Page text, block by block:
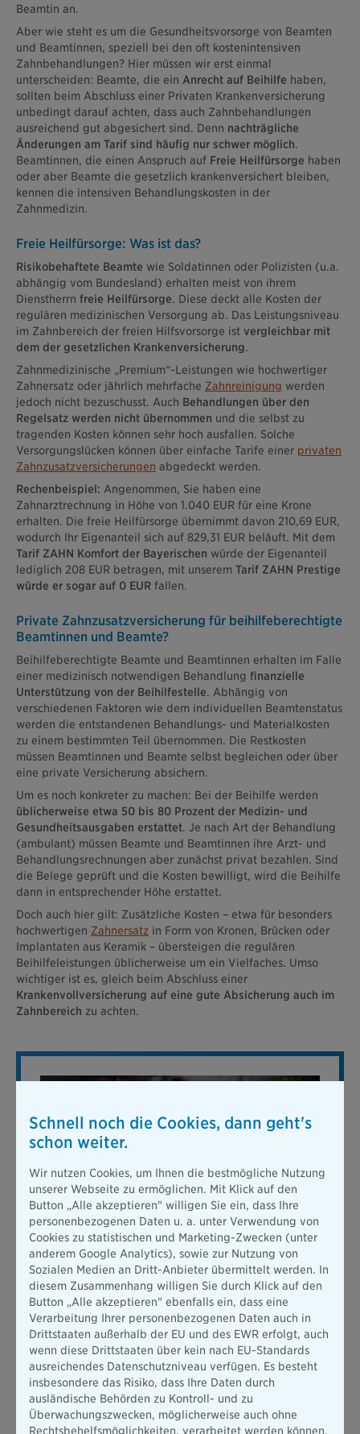
Beamtin an.
Aber wie steht es um die Gesundheitsvorsorge von Beamten
und Beamtinnen, speziell bei den oft kostenintensiven
Zahnbehandlungen? Hier müssen wir erst einmal
unterscheiden: Beamte, die ein Anrecht auf Beihilfe haben,
sollten beim Abschluss einer Privaten Krankenversicherung
unbedingt darauf achten, dass auch Zahnbehandlungen
ausreichend gut abgesichert sind. Denn nachträgliche
Änderungen am Tarif sind häufig nur schwer möglich.
Beamtinnen, die einen Anspruch auf Freie Heilfürsorge haben
oder aber Beamte die gesetzlich krankenversichert bleiben,
kennen die intensiven Behandlungskosten in der
Zahnmedizin.
Freie Heilfürsorge: Was ist das?
Risikobehaftete Beamte wie Soldatinnen oder Polizisten (u.a.
abhängig vom Bundesland) erhalten meist von ihrem
Dienstherrn freie Heilfürsorge. Diese deckt alle Kosten der
regulären medizinischen Versorgung ab. Das Leistungsniveau
im Zahnbereich der freien Hilfsvorsorge ist vergleichbar mit
dem der gesetzlichen Krankenversicherung.
Zahnmedizinische „Premium“-Leistungen wie hochwertiger
Zahnersatz oder jährlich mehrfache Zahnreinigung werden
jedoch nicht bezuschusst. Auch Behandlungen über den
Regelsatz werden nicht übernommen und die selbst zu
tragenden Kosten können sehr hoch ausfallen. Solche
Versorgungslücken können über einfache Tarife einer privaten
Zahnzusatzversicherungen abgedeckt werden.
Rechenbeispiel: Angenommen, Sie haben eine
Zahnarztrechnung in Höhe von 1.040 EUR für eine Krone
erhalten. Die freie Heilfürsorge übernimmt davon 210,69 EUR,
wodurch Ihr Eigenanteil sich auf 829,31 EUR beläuft. Mit dem
Tarif ZAHN Komfort der Bayerischen würde der Eigenanteil
lediglich 208 EUR betragen, mit unserem Tarif ZAHN Prestige
würde er sogar auf 0 EUR fallen.
Private Zahnzusatzversicherung für beihilfeberechtigte
Beamtinnen und Beamte?
Beihilfeberechtigte Beamte und Beamtinnen erhalten im Falle
einer medizinisch notwendigen Behandlung finanzielle
Unterstützung von der Beihilfestelle. Abhängig von
verschiedenen Faktoren wie dem individuellen Beamtenstatus
werden die entstandenen Behandlungs- und Materialkosten
zu einem bestimmten Teil übernommen. Die Restkosten
müssen Beamtinnen und Beamte selbst begleichen oder über
eine private Versicherung absichern.
Um es noch konkreter zu machen: Bei der Beihilfe werden
üblicherweise etwa 50 bis 80 Prozent der Medizin- und
Gesundheitsausgaben erstattet. Je nach Art der Behandlung
(ambulant) müssen Beamte und Beamtinnen ihre Arzt- und
Behandlungsrechnungen aber zunächst privat bezahlen. Sind
die Belege geprüft und die Kosten bewilligt, wird die Beihilfe
dann in entsprechender Höhe erstattet.
Doch auch hier gilt: Zusätzliche Kosten – etwa für besonders
hochwertigen Zahnersatz in Form von Kronen, Brücken oder
Implantaten aus Keramik – übersteigen die regulären
Beihilfeleistungen üblicherweise um ein Vielfaches. Umso
wichtiger ist es, gleich beim Abschluss einer
Krankenvollversicherung auf eine gute Absicherung auch im
Zahnbereich zu achten.
Zahnzusatzversicherung
Zahnbehandlungen sind oft teuer. Eine gute
Zahnzusatzversicherung kann Sievor den hohen
Kosten schützen. Ihre Vorteile bei der Bayerischen:
keine Wartezeiten
bis zu 100% Kostenerstattung bei
Zahnbehandlungen & Zahnersatz
Kieferorthopädie auch für Erwachsene (abhängig
vom Tarif)
Schnell noch die Cookies, dann geht's
schon weiter.
Wir nutzen Cookies, um Ihnen die bestmögliche Nutzung
unserer Webseite zu ermöglichen. Mit Klick auf den
Button „Alle akzeptieren" willigen Sie ein, dass Ihre
personenbezogenen Daten u. a. unter Verwendung von
Cookies zu statistischen und Marketing-Zwecken (unter
anderem Google Analytics), sowie zur Nutzung von
Sozialen Medien an Dritt-Anbieter übermittelt werden. In
diesem Zusammenhang willigen Sie durch Klick auf den
Button „Alle akzeptieren" ebenfalls ein, dass eine
Verarbeitung Ihrer personenbezogenen Daten auch in
Drittstaaten außerhalb der EU und des EWR erfolgt, auch
wenn diese Drittstaaten über kein nach EU-Standards
ausreichendes Datenschutzniveau verfügen. Es besteht
insbesondere das Risiko, dass Ihre Daten durch
ausländische Behörden zu Kontroll- und zu
Überwachungszwecken, möglicherweise auch ohne
Rechtsbehelfsmöglichkeiten, verarbeitet werden können.